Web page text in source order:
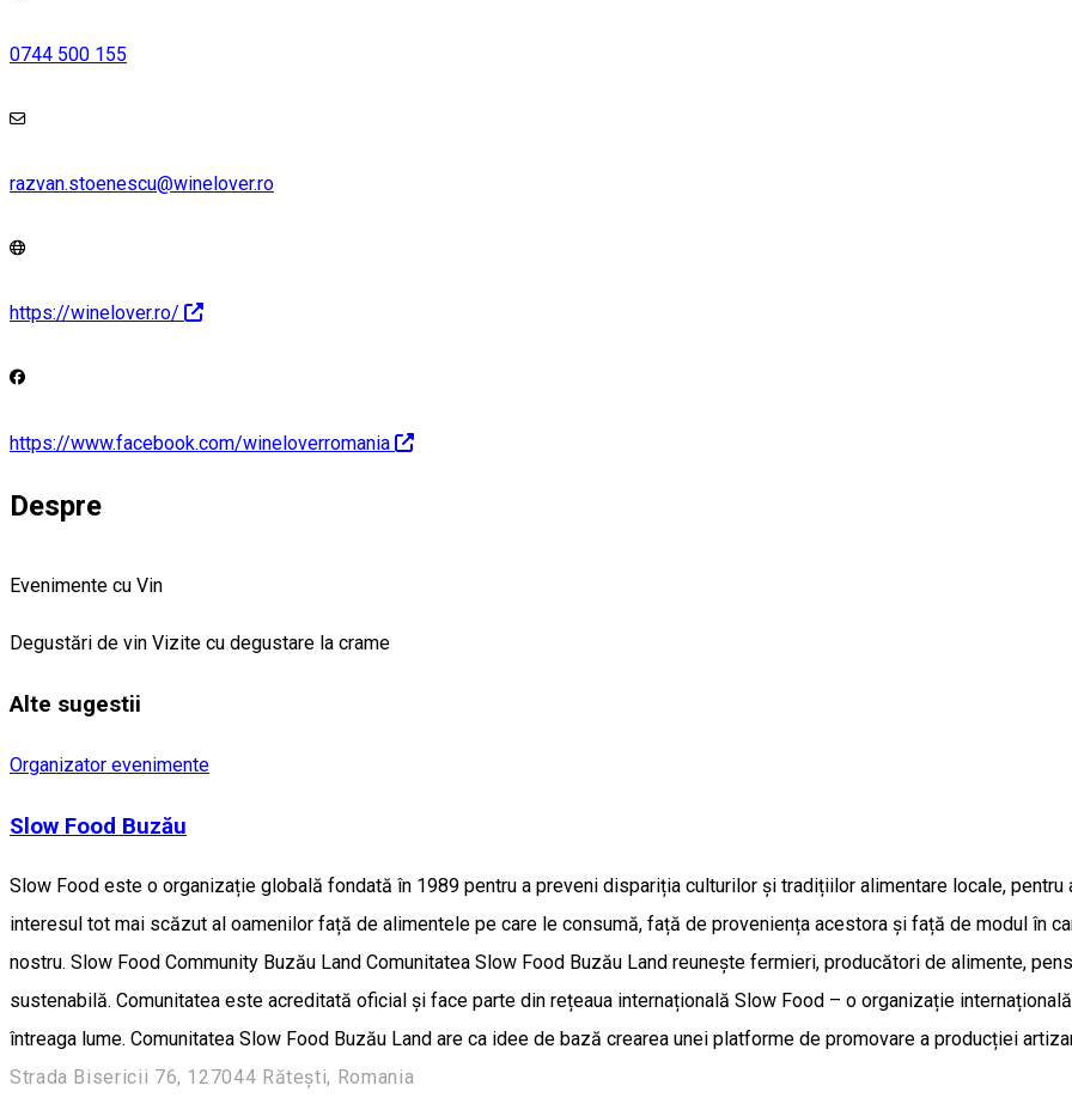
0744 500 155
razvan.stoenescu@winelover.ro
https://winelover.ro/
https://www.facebook.com/wineloverromania
Despre
Evenimente cu Vin
Degustări de vin Vizite cu degustare la crame
Alte sugestii
Organizator evenimente
Slow Food Buzău
Slow Food este o organizație globală fondată în 1989 pentru a preveni dispariția culturilor și tradițiilor alimentare locale,
interesul tot mai scăzut al oamenilor față de alimentele pe care le consumă, față de proveniența acestora și față de modul în
nostru. Slow Food Community Buzău Land Comunitatea Slow Food Buzău Land reunește fermieri, producători de alimente,
sustenabilă. Comunitatea este acreditată oficial și face parte din rețeaua internațională Slow Food – o organizație
întreaga lume. Comunitatea Slow Food Buzău Land are ca idee de bază crearea unei platforme de promovare a producției
Strada Bisericii 76, 127044 Răteşti, Romania